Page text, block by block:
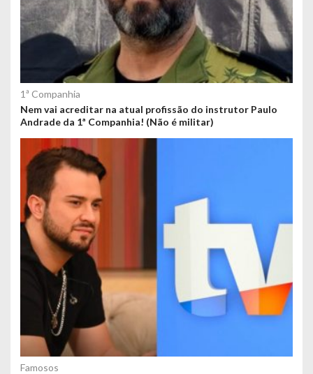
1ª Companhia
Nem vai acreditar na atual profissão do instrutor Paulo
Andrade da 1ª Companhia! (Não é militar)
Famosos